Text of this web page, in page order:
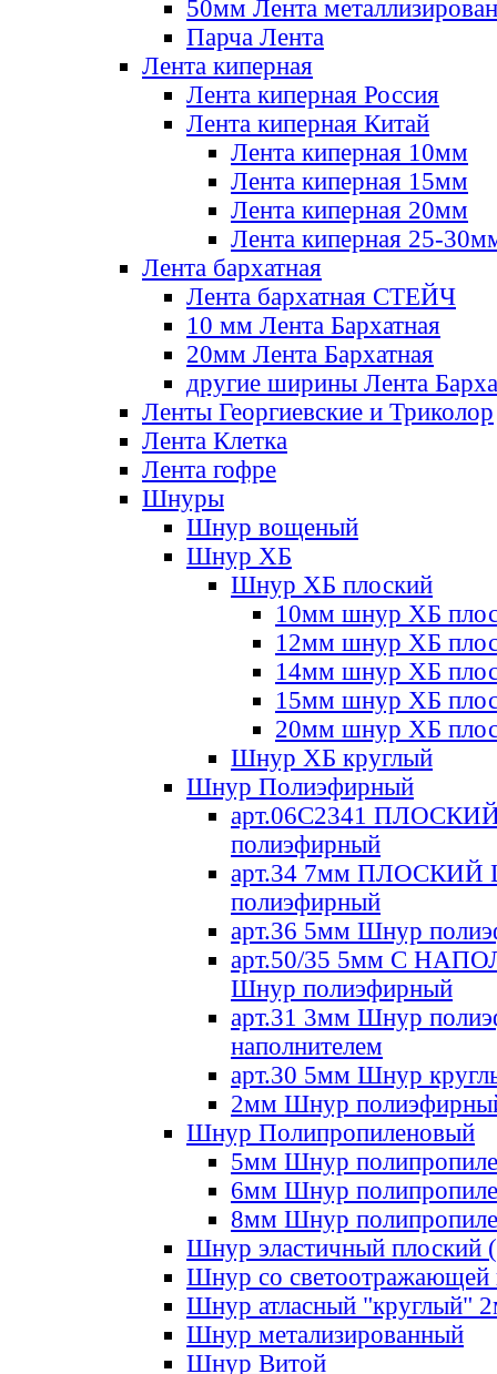
50мм Лента
Парча Лента
Лента киперная
Лента киперная Россия
Лента киперная Китай
Лента киперная 10мм
Лента киперная 15мм
Лента киперная 20мм
Лента киперная 25-
Лента бархатная
Лента бархатная СТЕЙЧ
10 мм Лента Бархатная
20мм Лента Бархатная
другие ширины Лента
Ленты Георгиевские и Триколор
Лента Клетка
Лента гофре
Шнуры
Шнур вощеный
Шнур ХБ
Шнур ХБ плоский
10мм шнур ХБ
12мм шнур ХБ
14мм шнур ХБ
15мм шнур ХБ
20мм шнур ХБ
Шнур ХБ круглый
Шнур Полиэфирный
арт.06С2341
полиэфирный
арт.34 7мм ПЛОСКИЙ
полиэфирный
арт.36 5мм Шнур
арт.50/35 5мм С
Шнур полиэфирный
арт.31 3мм Шнур
наполнителем
арт.30 5мм Шнур
2мм Шнур
Шнур Полипропиленовый
5мм Шнур
6мм Шнур
8мм Шнур
Шнур эластичный плоский
Шнур со светоотражающей
Шнур атласный "круглый"
Шнур метализированный
Шнур Витой